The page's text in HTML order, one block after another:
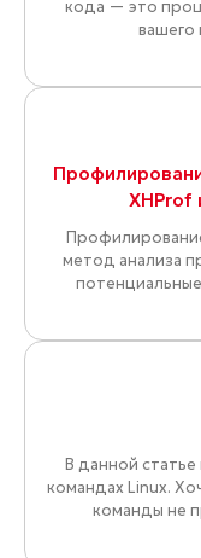
кода — это
вашего
XHProf
метод анализа
В данной
командах Linux.
команды не